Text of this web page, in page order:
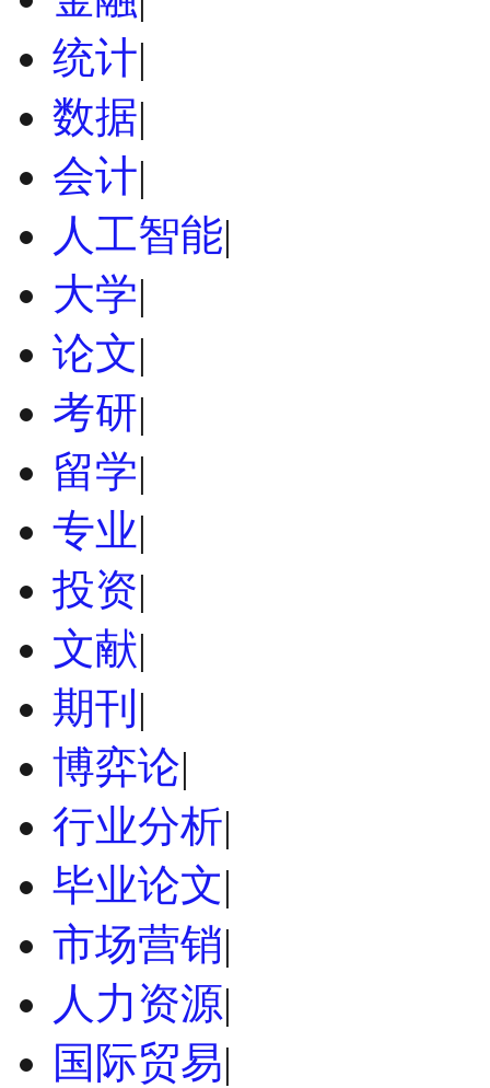
统计|
数据|
会计|
人工智能|
大学|
论文|
考研|
留学|
专业|
投资|
文献|
期刊 |
博弈论|
行业分析|
毕业论文|
市场营销|
人力资源|
国际贸易|